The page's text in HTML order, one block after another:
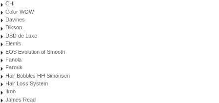
CHI
Color WOW
Davines
Dikson
DSD de Luxe
Elemis
EOS Evolution of Smooth
Fanola
Farouk
Hair Bobbles HH Simonsen
Hair Loss System
Ikoo
James Read